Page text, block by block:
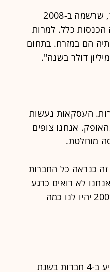
"הדוגמה הכי בולטת בפורטפוליו שלנו, היא זו של חברת אלטיר, שרשמה ב-2008
דולר, אחרי ש-2007 לא היו לה הכנסות כלל. למרות
הם במזרח. בתחום
של עד 20% בהיקף המכירות. העסקאות נעשות
אנחנו צופים
כנראה כל החברות
לא רואים כרגע
האטה בשוק. החברות מתקדמות בצורה רגילה ואני מניח שב-2009 יהיו לנו כמה
"אנחנו עומדים להאיץ את קצב ההשקעות. אם התכוונו להשקיע ב-4 חברות בשנת